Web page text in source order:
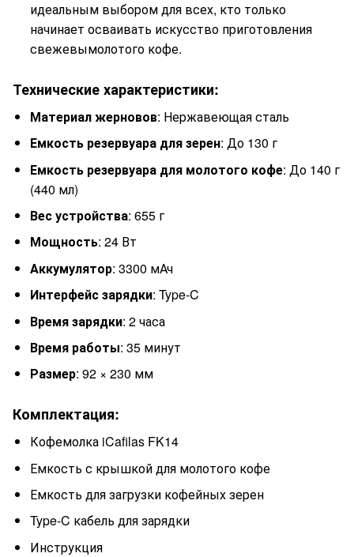
идеальным выбором для всех, кто только
начинает осваивать искусство приготовления
свежевымолотого кофе.
Технические характеристики:
Материал жерновов: Нержавеющая сталь
Емкость резервуара для зерен: До 130 г
Емкость резервуара для молотого кофе: До 140 г
(440 мл)
Вес устройства: 655 г
Мощность: 24 Вт
Аккумулятор: 3300 мАч
Интерфейс зарядки: Type-C
Время зарядки: 2 часа
Время работы: 35 минут
Размер: 92 × 230 мм
Комплектация:
Кофемолка iCafilas FK14
Емкость с крышкой для молотого кофе
Емкость для загрузки кофейных зерен
Type-C кабель для зарядки
Инструкция